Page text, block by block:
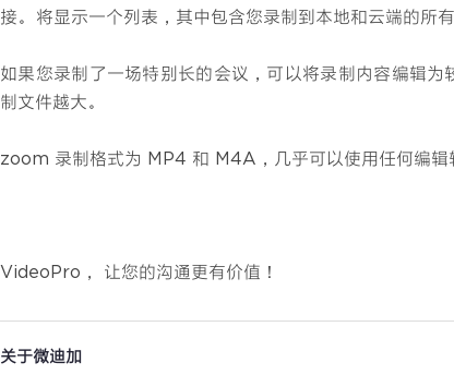
接。 将显示一个列表，其中包含您录制到本地和云端的所
如果您录制了一场特别长的会议，可以将录制内容编辑
制文件越大。
zoom 录制格式为 MP4 和 M4A，几乎可以使用任何编辑
VideoPro， 让您的沟通更有价值！
关于微迪加